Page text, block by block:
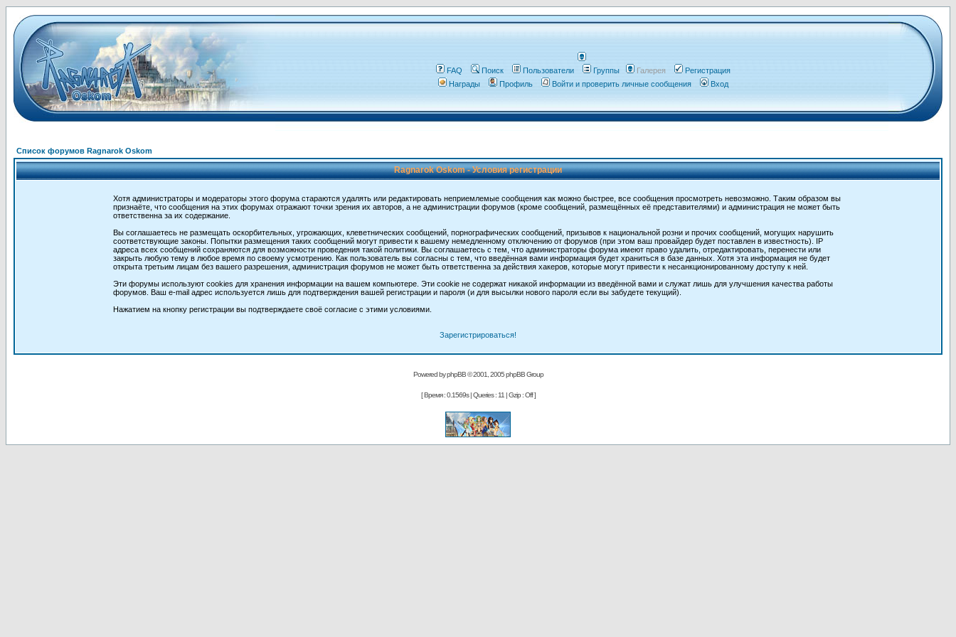
FAQ Поиск Пользователи Группы Галерея
Регистрация
Награды
Профиль Войти и проверить личные сообщения Вход
Список форумов Ragnarok Oskom
Ragnarok Oskom - Условия регистрации
Хотя администраторы и модераторы этого форума стараются удалять или редактировать неприемлемые сообщения как можно быстрее, все сообщения просмотреть невозможно. Таким образом вы
признаёте, что сообщения на этих форумах отражают точки зрения их авторов, а не администрации форумов (кроме сообщений, размещённых её представителями) и администрация не может быть
ответственна за их содержание.
Вы соглашаетесь не размещать оскорбительных, угрожающих, клеветнических сообщений, порнографических сообщений, призывов к национальной розни и прочих сообщений, могущих нарушить
соответствующие законы. Попытки размещения таких сообщений могут привести к вашему немедленному отключению от форумов (при этом ваш провайдер будет поставлен в известность). IP
адреса всех сообщений сохраняются для возможности проведения такой политики. Вы соглашаетесь с тем, что администраторы форума имеют право удалить, отредактировать, перенести или
закрыть любую тему в любое время по своему усмотрению. Как пользователь вы согласны с тем, что введённая вами информация будет храниться в базе данных. Хотя эта информация не будет
открыта третьим лицам без вашего разрешения, администрация форумов не может быть ответственна за действия хакеров, которые могут привести к несанкционированному доступу к ней.
Эти форумы используют cookies для хранения информации на вашем компьютере. Эти cookie не содержат никакой информации из введённой вами и служат лишь для улучшения качества работы
форумов. Ваш e-mail адрес используется лишь для подтверждения вашей регистрации и пароля (и для высылки нового пароля если вы забудете текущий).
Нажатием на кнопку регистрации вы подтверждаете своё согласие с этими условиями.
Зарегистрироваться!
Powered byphpBB© 2001, 2005 phpBB Group
[ Время : 0.1569s | Queries : 11 | Gzip : Off ]